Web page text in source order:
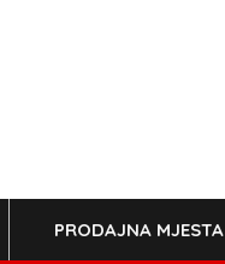
PRODAJNA MJESTA